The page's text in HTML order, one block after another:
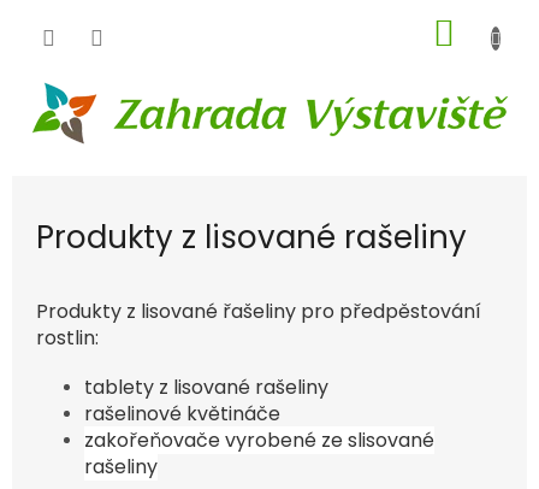
KOŠÍK
Produkty z lisované rašeliny
Produkty z lisované řašeliny pro předpěstování
rostlin:
tablety z lisované rašeliny
rašelinové květináče
zakořeňovače vyrobené ze slisované
rašeliny